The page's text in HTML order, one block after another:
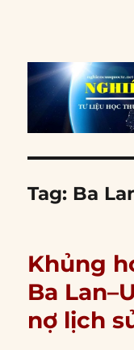
Tag: Ba
Khủng
Ba
nợ lịch